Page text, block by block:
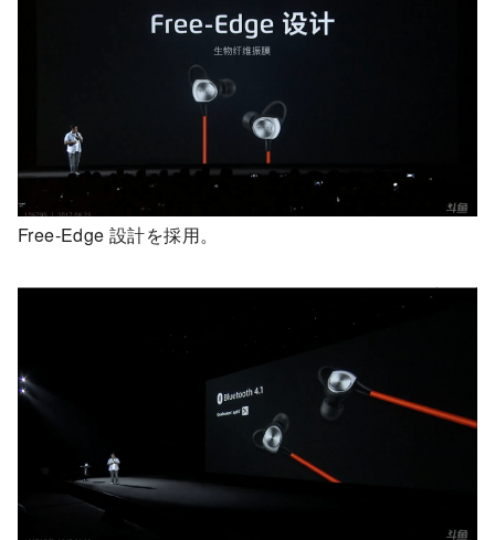
Free-Edge 設計を採用。